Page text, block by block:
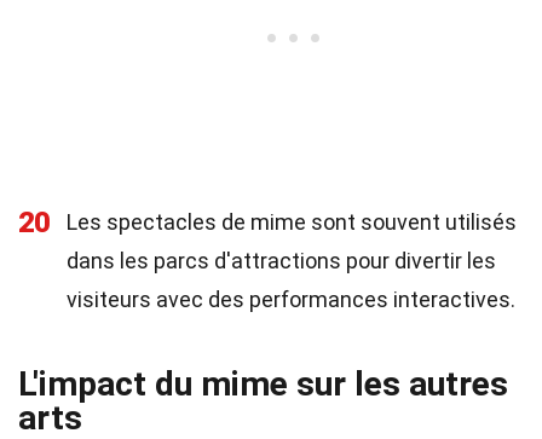
20
Les spectacles de mime sont souvent utilisés
dans les parcs d'attractions pour divertir les
visiteurs avec des performances interactives.
L'impact du mime sur les autres
arts